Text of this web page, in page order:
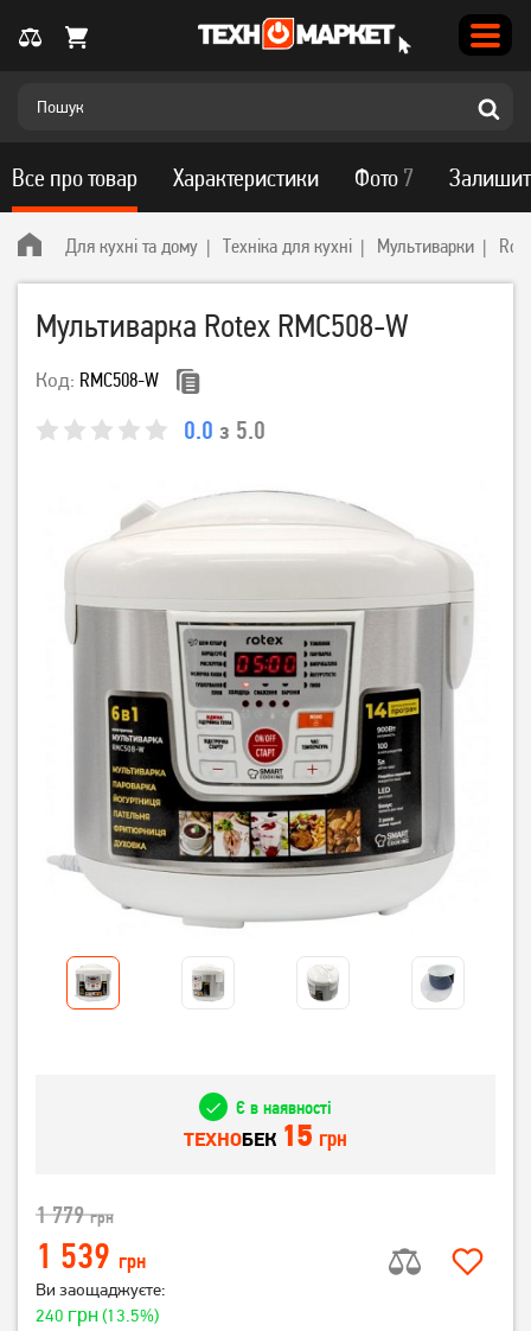
Для кухні та дому Техніка для кухні Мультиварки
Мультиварка Rotex RMC508-W
Код: RMC508-W
0.0 з 5.0
Все про товар Характеристики Фото 7
Є в наявності
ТЕХНОБЕК 15 грн
1 779грн
1 539 грн
Ви заощаджуєте:
240 грн(13.5%)